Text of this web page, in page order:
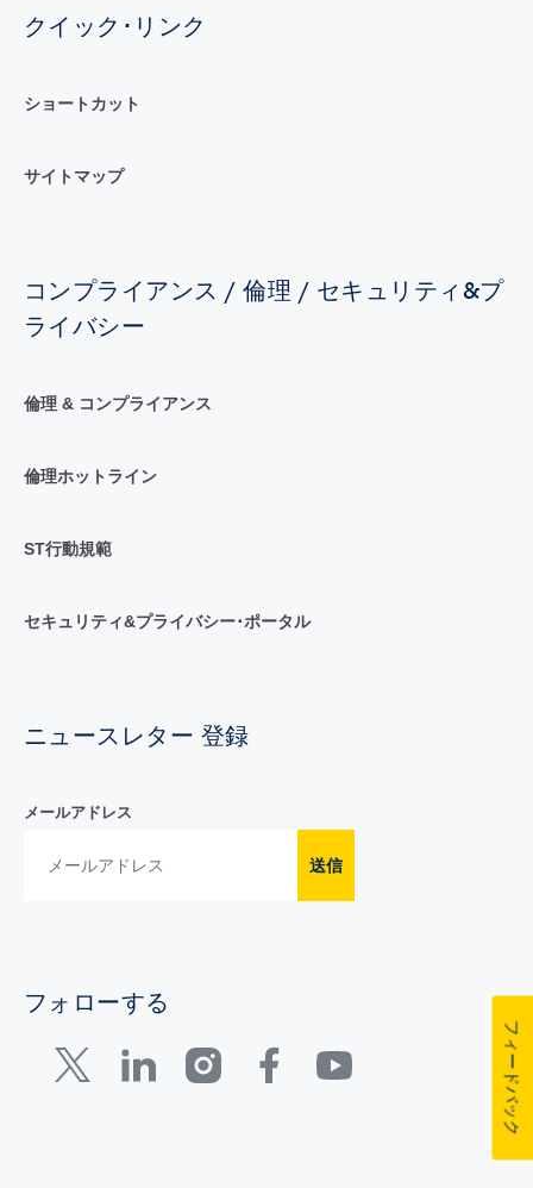
クイック･リンク
ショートカット
サイトマップ
コンプライアンス / 倫理 / セキュリティ&プ
ライバシー
倫理 & コンプライアンス
倫理ホットライン
ST行動規範
セキュリティ&プライバシー･ポータル
ニュースレター 登録
メールアドレス
送信
フォローする
フィードバック